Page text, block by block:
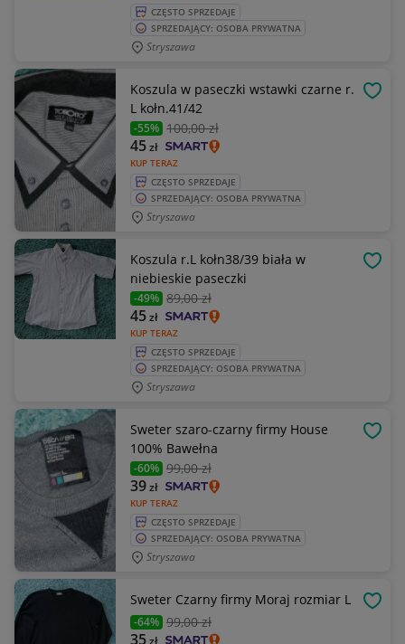
CZĘSTO SPRZEDAJE
SPRZEDAJĄCY: OSOBA PRYWATNA
Stryszawa
Koszula w paseczki wstawki czarne r.
L kołn.41/42
-55% 100,00 zł
KUP TERAZ
45zł
CZĘSTO SPRZEDAJE
SPRZEDAJĄCY: OSOBA PRYWATNA
Stryszawa
Koszula r.L kołn38/39 biała w
niebieskie paseczki
-49% 89,00 zł
KUP TERAZ
45zł
CZĘSTO SPRZEDAJE
SPRZEDAJĄCY: OSOBA PRYWATNA
Stryszawa
Sweter szaro-czarny firmy House
100% Bawełna
-60% 99,00 zł
KUP TERAZ
39zł
CZĘSTO SPRZEDAJE
SPRZEDAJĄCY: OSOBA PRYWATNA
Stryszawa
Sweter Czarny firmy Moraj rozmiar L
-64% 99,00 zł
35zł